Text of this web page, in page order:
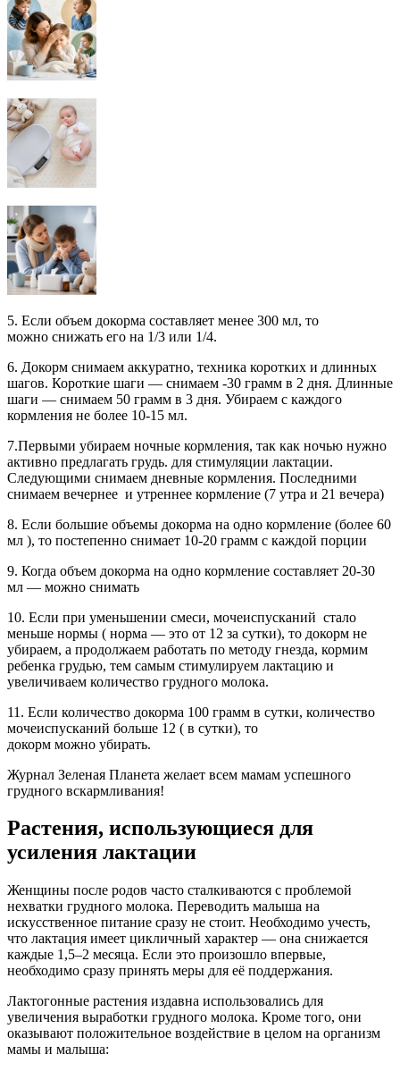
5. Если объем докорма составляет менее 300 мл, то
можно снижать его на 1/3 или 1/4.
6. Докорм снимаем аккуратно, техника коротких и длинных
шагов. Короткие шаги — снимаем -30 грамм в 2 дня. Длинные
шаги — снимаем 50 грамм в 3 дня. Убираем с каждого
кормления не более 10-15 мл.
7.Первыми убираем ночные кормления, так как ночью нужно
активно предлагать грудь. для стимуляции лактации.
Следующими снимаем дневные кормления. Последними
снимаем вечернее и утреннее кормление (7 утра и 21 вечера)
8. Если большие объемы докорма на одно кормление (более 60
мл ), то постепенно снимает 10-20 грамм с каждой порции
9. Когда объем докорма на одно кормление составляет 20-30
мл — можно снимать
10. Если при уменьшении смеси, мочеиспусканий стало
меньше нормы ( норма — это от 12 за сутки), то докорм не
убираем, а продолжаем работать по методу гнезда, кормим
ребенка грудью, тем самым стимулируем лактацию и
увеличиваем количество грудного молока.
11. Если количество докорма 100 грамм в сутки, количество
мочеиспусканий больше 12 ( в сутки), то
докорм можно убирать.
Журнал Зеленая Планета желает всем мамам успешного
грудного вскармливания!
Растения, использующиеся для
усиления лактации
Женщины после родов часто сталкиваются с проблемой
нехватки грудного молока. Переводить малыша на
искусственное питание сразу не стоит. Необходимо учесть,
что лактация имеет цикличный характер — она снижается
каждые 1,5–2 месяца. Если это произошло впервые,
необходимо сразу принять меры для её поддержания.
Лактогонные растения издавна использовались для
увеличения выработки грудного молока. Кроме того, они
оказывают положительное воздействие в целом на организм
мамы и малыша: